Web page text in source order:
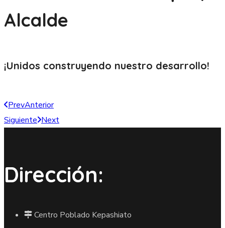
Alcalde
¡Unidos construyendo nuestro desarrollo!
PrevAnterior
Siguiente Next
Dirección:
Centro Poblado Kepashiato